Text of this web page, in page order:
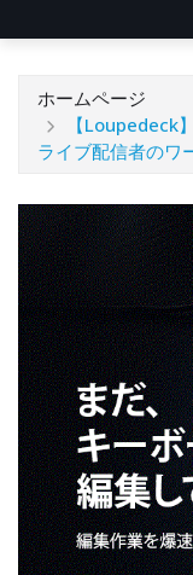
ホームページ
【Loupedeck
ライブ配信者のワ